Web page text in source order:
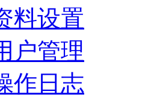
料设置
户管理
作日志